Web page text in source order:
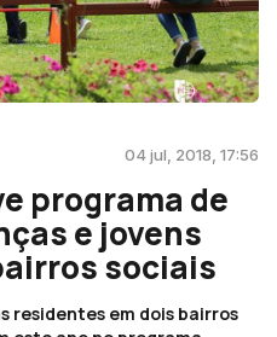
04 jul, 2018, 17:56
programa de
e jovens
sociais
residentes em dois bairros